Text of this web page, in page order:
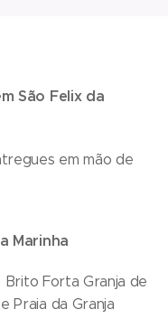
São Felix da
em mão de
Marinha
Brito Forta Granja de
Praia da Granja